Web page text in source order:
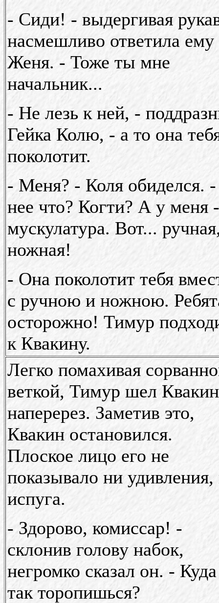
- Сиди! - выдергивая
насмешливо ответила ему
Женя. - Тоже ты мне
начальник...
- Не лезь к ней, -
Гейка Колю, - а то она
поколотит.
- Меня? - Коля обиделся.
нее что? Когти? А у меня -
мускулатура. Вот...
ножная!
- Она поколотит тебя
с ручною и ножною.
осторожно! Тимур
к Квакину.
Легко помахивая
веткой, Тимур шел
наперерез. Заметив это,
Квакин остановился.
Плоское лицо его не
показывало ни
испуга.
- Здорово, комиссар! -
склонив голову набок,
негромко сказал он. - Куда
так торопишься?